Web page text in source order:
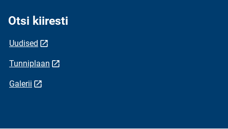
Otsi kiiresti
Uudised
Tunniplaan
Galerii